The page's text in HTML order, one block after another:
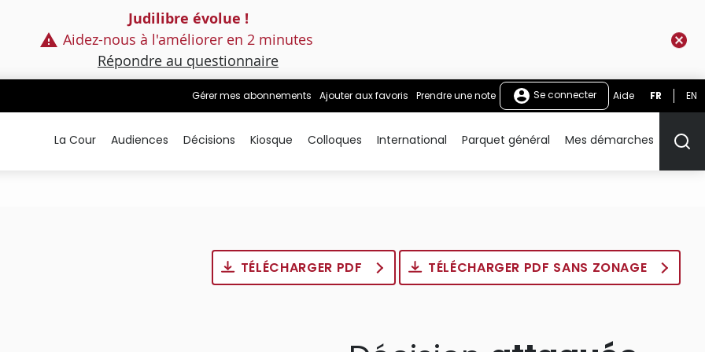
Judilibre évolue !
Aidez-nous à l'améliorer en 2 minutes
Répondre au questionnaire
Gérer mes abonnements Ajouter aux favoris Prendre une note Se connecter Aide FR EN
La Cour Audiences Décisions Kiosque Colloques International Parquet général Mes démarches
TÉLÉCHARGER PDF TÉLÉCHARGER PDF SANS ZONAGE